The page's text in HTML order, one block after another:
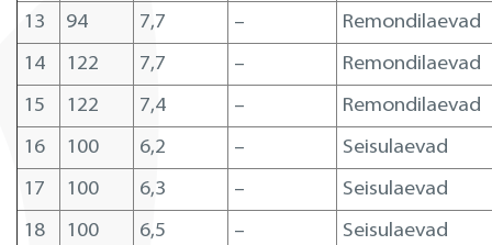
13
94 7,7 –
Remondilaevad
14
122 7,7 –
Remondilaevad
15
122 7,4 –
Remondilaevad
16
100 6,2 –
Seisulaevad
17
100 6,3 –
Seisulaevad
18
100 6,5 –
Seisulaevad